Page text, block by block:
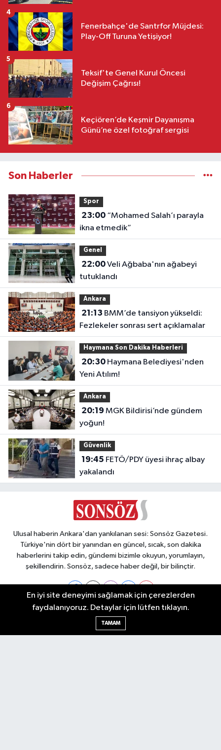
Fenerbahçe'de Santrfor Müjdesi:
Play-Off Turuna Yetişiyor!
4
Teksif'te Genel Kurul Öncesi
Değişim Çağrısı!
5
Keçiören’de Keşmir Dayanışma
Günü’ne özel fotoğraf sergisi
6
Son Haberler
Spor
23:00“Mohamed Salah’ı parayla
ikna etmedik”
Genel
22:00Veli Ağbaba'nın ağabeyi
tutuklandı
Ankara
21:13
Fezlekeler sonrası sert açıklamalar
Haymana Son Dakika Haberleri
20:30Haymana Belediyesi'nden
Yeni Atılım!
Ankara
20:19
yoğun!
Güvenlik
19:45
yakalandı
Ulusal haberin Ankara'dan yankılanan sesi: Sonsöz Gazetesi.
Türkiye'nin dört bir yanından en güncel, sıcak, son dakika
haberlerini takip edin, gündemi bizimle okuyun, yorumlayın,
şekillendirin. Sonsöz, sadece haber değil, bir bilinçtir.
Ankara Nöbetçi Eczaneler
En iyi site deneyimi sağlamak için çerezlerden
faydalanıyoruz. Detaylar için lütfen tıklayın.
TAMAM